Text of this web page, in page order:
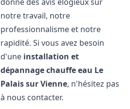
notre travail, notre
professionnalisme et notre
rapidité. Si vous avez besoin
d'une installation et
dépannage chauffe eau Le
Palais sur Vienne, n'hésitez pas
à nous contacter.